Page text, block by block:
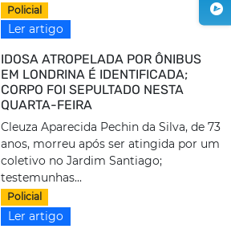
Policial
Ler artigo
IDOSA ATROPELADA POR ÔNIBUS
EM LONDRINA É IDENTIFICADA;
CORPO FOI SEPULTADO NESTA
QUARTA-FEIRA
Cleuza Aparecida Pechin da Silva, de 73
anos, morreu após ser atingida por um
coletivo no Jardim Santiago;
testemunhas...
Policial
Ler artigo